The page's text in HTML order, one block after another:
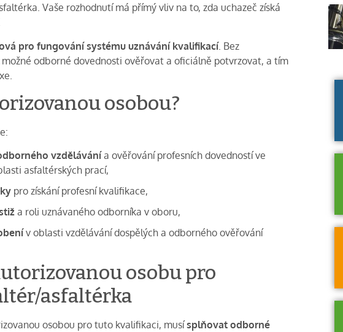
Vaše rozhodnutí má přímý vliv na to, zda uchazeč získá
pro fungování systému uznávání kvalifikací. Bez
odborné dovednosti ověřovat a oficiálně potvrzovat, a tím
osobou?
vzdělávánía ověřování profesních dovedností ve
asfaltérských prací,
pro získání profesní kvalifikace,
a roli uznávaného odborníka v oboru,
v oblasti vzdělávání dospělých a odborného ověřování
osobu pro
asfaltérka
osobou pro tuto kvalifikaci, musísplňovat odborné